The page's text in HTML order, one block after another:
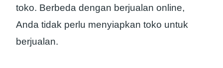
toko. Berbeda dengan berjualan online,
Anda tidak perlu menyiapkan toko untuk
berjualan.